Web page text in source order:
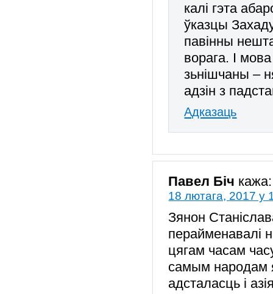
калі гэта
ўказцы
павінны
ворага. І
зьнішчаны –
адзін з
Адказаць
Павел Біч кажа:
18 лютага, 2017 у
Зянон
перайменавалі
цягам часам
самым народам
адсталасць і